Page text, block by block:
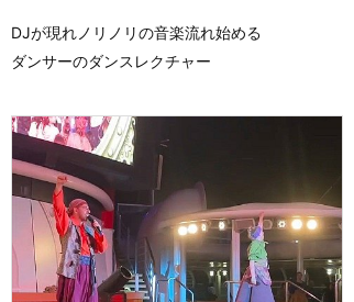
DJが現れノリノリの音楽流れ始める
ダンサーのダンスレクチャー